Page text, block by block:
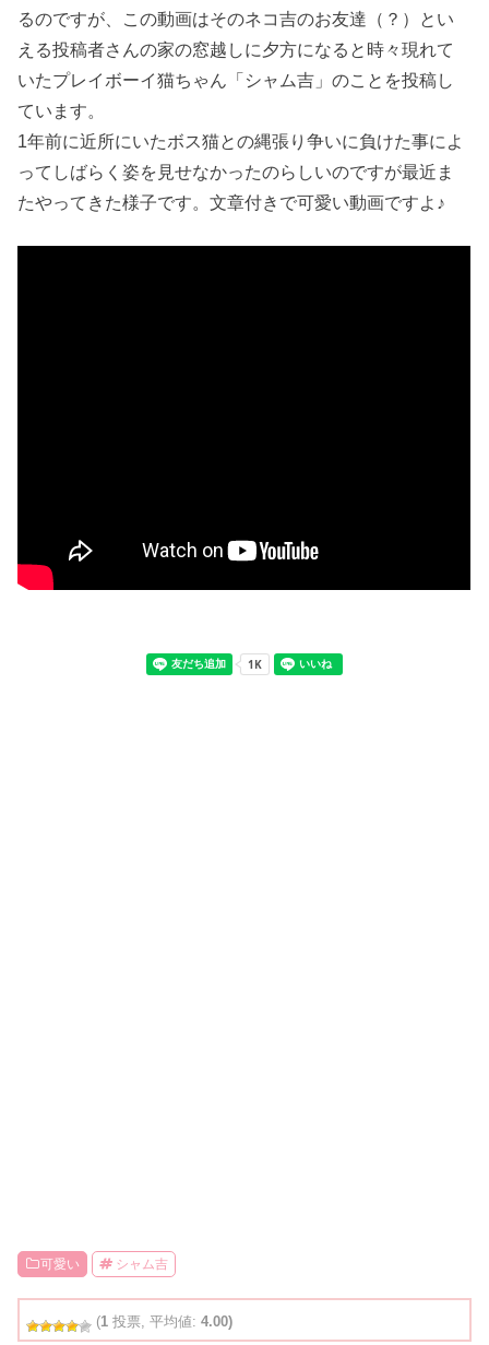
るのですが、この動画はそのネコ吉のお友達（？）とい
える投稿者さんの家の窓越しに夕方になると時々現れて
いたプレイボーイ猫ちゃん「シャム吉」のことを投稿し
ています。
1年前に近所にいたボス猫との縄張り争いに負けた事によ
ってしばらく姿を見せなかったのらしいのですが最近ま
たやってきた様子です。文章付きで可愛い動画ですよ♪
可愛い シャム吉
(1 投票, 平均値:4.00)